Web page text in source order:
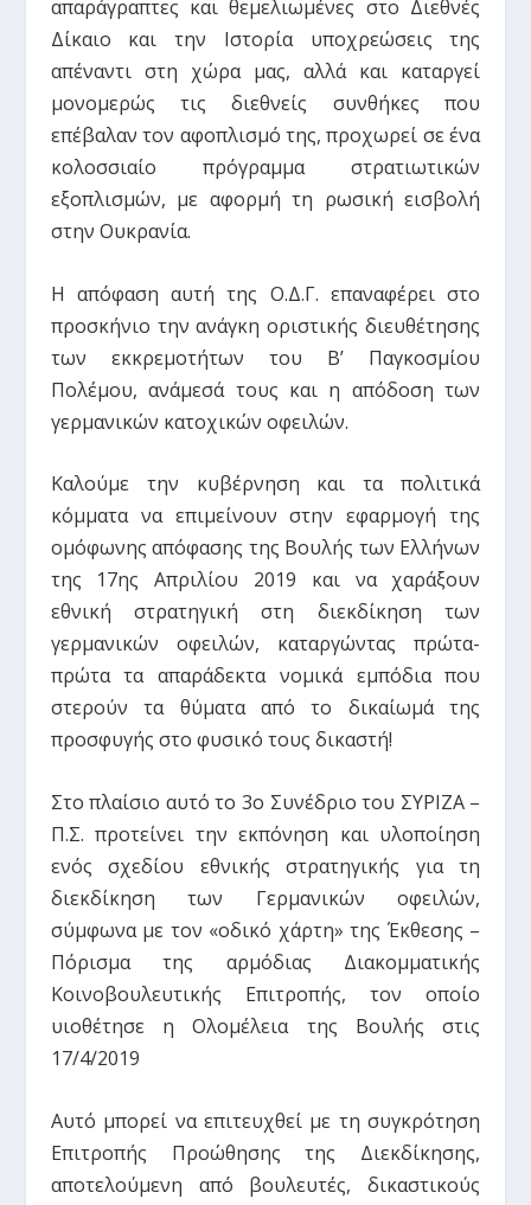
απαράγραπτες και θεμελιωμένες στο Διεθνές
Δίκαιο και την Ιστορία υποχρεώσεις της
απέναντι στη χώρα μας, αλλά και καταργεί
μονομερώς τις διεθνείς συνθήκες που
επέβαλαν τον αφοπλισμό της, προχωρεί σε ένα
κολοσσιαίο πρόγραμμα στρατιωτικών
εξοπλισμών, με αφορμή τη ρωσική εισβολή
στην Ουκρανία.
Η απόφαση αυτή της Ο.Δ.Γ. επαναφέρει στο
προσκήνιο την ανάγκη οριστικής διευθέτησης
των εκκρεμοτήτων του Β’ Παγκοσμίου
Πολέμου, ανάμεσά τους και η απόδοση των
γερμανικών κατοχικών οφειλών.
Καλούμε την κυβέρνηση και τα πολιτικά
κόμματα να επιμείνουν στην εφαρμογή της
ομόφωνης απόφασης της Βουλής των Ελλήνων
της 17ης Απριλίου 2019 και να χαράξουν
εθνική στρατηγική στη διεκδίκηση των
γερμανικών οφειλών, καταργώντας πρώτα-
πρώτα τα απαράδεκτα νομικά εμπόδια που
στερούν τα θύματα από το δικαίωμά της
προσφυγής στο φυσικό τους δικαστή!
Στο πλαίσιο αυτό το 3ο Συνέδριο του ΣΥΡΙΖΑ –
Π.Σ. προτείνει την εκπόνηση και υλοποίηση
ενός σχεδίου εθνικής στρατηγικής για τη
διεκδίκηση των Γερμανικών οφειλών,
σύμφωνα με τον «οδικό χάρτη» της Έκθεσης –
Πόρισμα της αρμόδιας Διακομματικής
Κοινοβουλευτικής Επιτροπής, τον οποίο
υιοθέτησε η Ολομέλεια της Βουλής στις
17/4/2019
Αυτό μπορεί να επιτευχθεί με τη συγκρότηση
Επιτροπής Προώθησης της Διεκδίκησης,
αποτελούμενη από βουλευτές, δικαστικούς